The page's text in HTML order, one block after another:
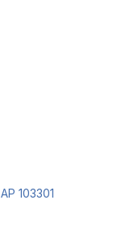
103301